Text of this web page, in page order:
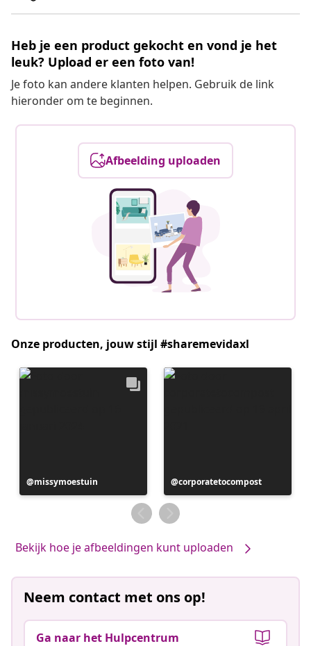
Heb je een product gekocht en vond je het
leuk? Upload er een foto van!
Je foto kan andere klanten helpen. Gebruik de link
hieronder om te beginnen.
Afbeelding uploaden
Onze producten, jouw stijl #sharemevidaxl
Bericht
gepubliceerd
missymoestuin
Bericht
gepubliceerd
door
corporatetocompost
Bekijk hoe je afbeeldingen kunt uploaden
Neem contact met ons op!
Ga naar het Hulpcentrum